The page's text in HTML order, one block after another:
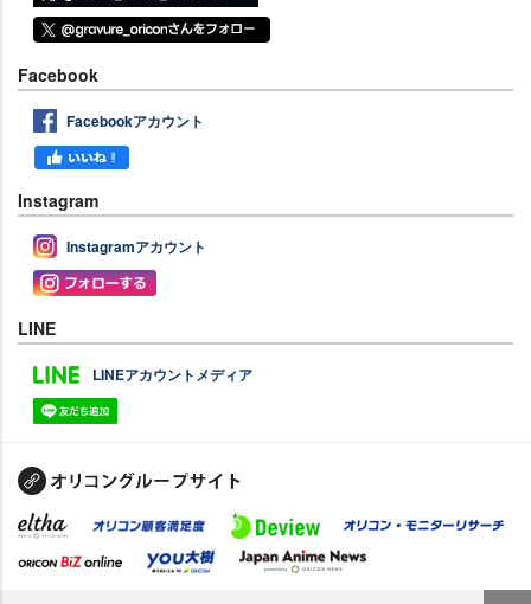
Facebook
Facebookアカウント
Instagram
Instagramアカウント
LINE
LINEアカウントメディア